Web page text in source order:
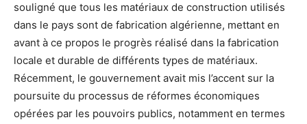
souligné que tous les matériaux de construction utilisés
dans le pays sont de fabrication algérienne, mettant en
avant à ce propos le progrès réalisé dans la fabrication
locale et durable de différents types de matériaux.
Récemment, le gouvernement avait mis l’accent sur la
poursuite du processus de réformes économiques
opérées par les pouvoirs publics, notamment en termes